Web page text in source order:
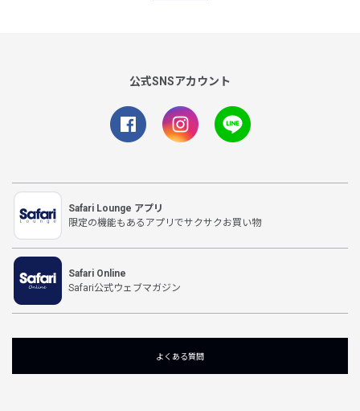
公式SNSアカウント
Safari Lounge アプリ
限定の機能もあるアプリでサクサクお買い物
Safari Online
Safari公式ウェブマガジン
よくある質問